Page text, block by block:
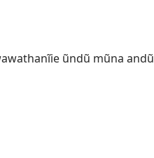
ũndũ mũna andũ